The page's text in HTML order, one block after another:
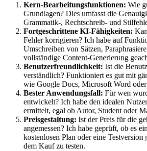
Kern-Bearbeitungsfunktionen: Wie
Grundlagen? Dies umfasst die
Grammatik-, Rechtschreib- und
Fortgeschrittene KI-Fähigkeiten:
Fehler korrigieren? Ich habe auf
Umschreiben von Sätzen,
vollständige Content-Generierung
Benutzerfreundlichkeit: Ist die
verständlich? Funktioniert es gut mit
wie Google Docs, Microsoft Word
Bester Anwendungsfall: Für wen
entwickelt? Ich habe den idealen
ermittelt, egal ob Autor, Student oder
Preisgestaltung: Ist der Preis für die
angemessen? Ich habe geprüft, ob es
kostenlosen Plan oder eine
dem Kauf zu testen.